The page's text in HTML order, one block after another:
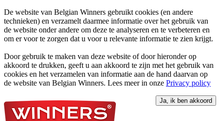
De website van Belgian Winners gebruikt cookies (en andere
technieken) en verzamelt daarmee informatie over het gebruik van
de website onder andere om deze te analyseren en te verbeteren en
om er voor te zorgen dat u voor u relevante informatie te zien krijgt.
Door gebruik te maken van deze website of door hieronder op
akkoord te drukken, geeft u aan akkoord te zijn met het gebruik van
cookies en het verzamelen van informatie aan de hand daarvan op
de website van Belgian Winners. Lees meer in onze Privacy policy